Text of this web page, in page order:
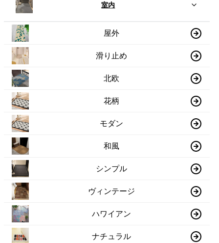
室内
屋外
滑り止め
北欧
花柄
モダン
和風
シンプル
ヴィンテージ
ハワイアン
ナチュラル